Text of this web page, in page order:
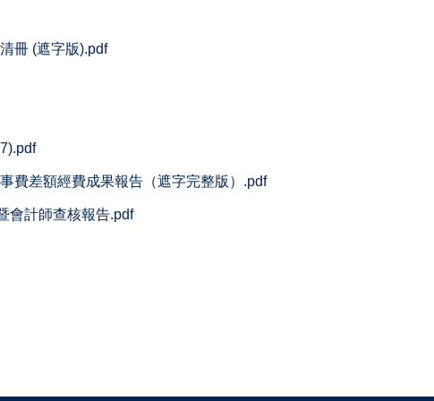
冊 (遮字版).pdf
費差額經費成果報告（遮字完整版）.pdf
會計師查核報告.pdf